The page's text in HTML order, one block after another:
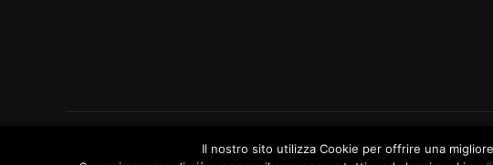
Copyright © 2026 ErbalùIl nostro sito utilizza Cookie per offrire una